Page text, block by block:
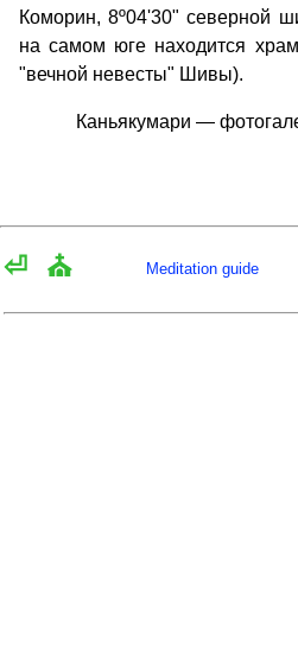
Коморин, 8º04'30" северной
на самом юге находится
"вечной невесты" Шивы).
Каньякумари —
⏎ ⛪ Meditation guide